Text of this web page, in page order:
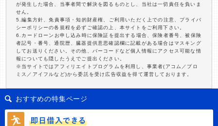
が発生した場合、当事者間で解決を図るものとし、当社は一切責任を負いま
せん。
5.編集方針、免責事項・知的財産権、ご利用いただく上での注意、プライバ
シーポリシーの各規程を必ずご確認の上、本サイトをご利用下さい。
6.カードローンお申し込み時に保険証を提出する場合、保険者番号、被保険
者記号・番号、通院歴、臓器提供意思確認欄に記載がある場合はマスキング
してお送りください。その他、バーコードなど個人情報にアクセス可能な情
報についても隠したうえでご提出ください。
※当サイトではアフィリエイトプログラムを利用し、事業者(アコム／プロ
ミス／アイフルなど)から委託を受け広告収益を得て運営しております。
おすすめの特集ページ